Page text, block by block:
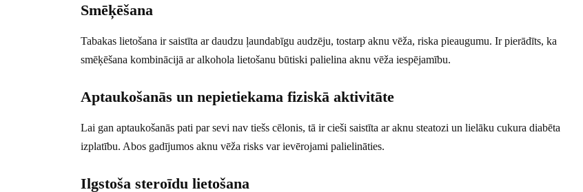
Smēķēšana
Tabakas lietošana ir saistīta ar daudzu ļaundabīgu audzēju, tostarp aknu vēža, riska pieaugumu. Ir pierādīts, ka
smēķēšana kombinācijā ar alkohola lietošanu būtiski palielina aknu vēža iespējamību.
Aptaukošanās un nepietiekama fiziskā aktivitāte
Lai gan aptaukošanās pati par sevi nav tiešs cēlonis, tā ir cieši saistīta ar aknu steatozi un lielāku cukura diabēta
izplatību. Abos gadījumos aknu vēža risks var ievērojami palielināties.
Ilgstoša steroīdu lietošana